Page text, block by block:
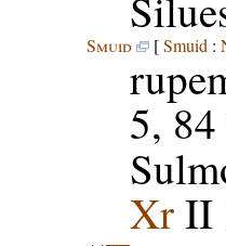
Smuid [Smuid :
5, 84
XrII